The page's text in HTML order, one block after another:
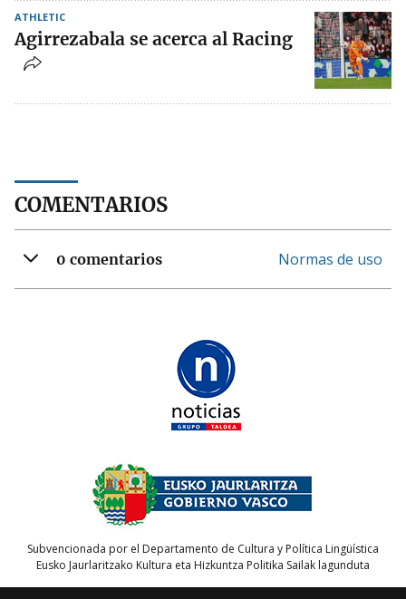
ATHLETIC
Agirrezabala se acerca al Racing
COMENTARIOS
0 comentarios Normas de uso
Subvencionada por el Departamento de Cultura y Política Lingüística
Eusko Jaurlaritzako Kultura eta Hizkuntza Politika Sailak lagunduta